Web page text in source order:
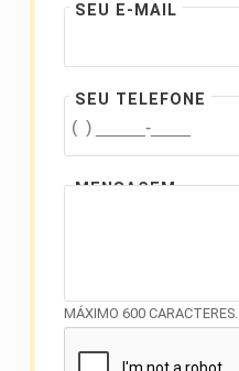
SEU E-MAIL
SEU TELEFONE
MENSAGEM
MÁXIMO 600 CARACTERES.